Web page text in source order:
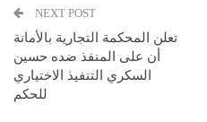
NEXT POST
تعلن المحكمة التجارية بالأمانة
أن على المنفذ ضده حسين
السكري التنفيذ الاختياري
للحكم